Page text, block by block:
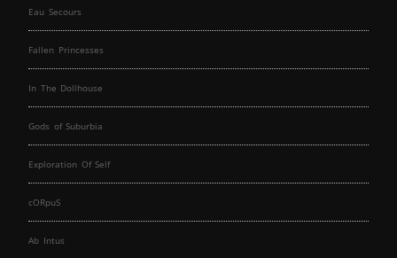
Eau Secours
Fallen Princesses
In The Dollhouse
Gods of Suburbia
Exploration Of Self
cORpuS
Ab Intus